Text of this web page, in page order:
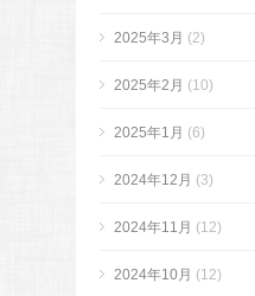
2025年3月 (2)
2025年2月 (10)
2025年1月 (6)
2024年12月 (3)
2024年11月 (12)
2024年10月 (12)